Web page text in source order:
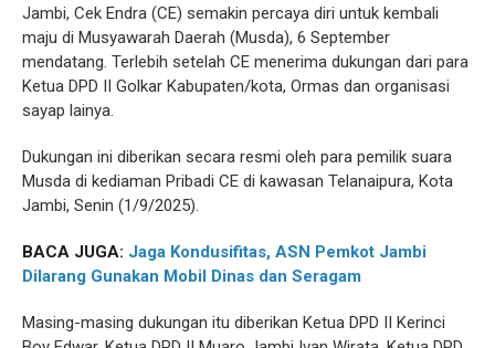
Jambi, Cek Endra (CE) semakin percaya diri untuk kembali
maju di Musyawarah Daerah (Musda), 6 September
mendatang. Terlebih setelah CE menerima dukungan dari para
Ketua DPD II Golkar Kabupaten/kota, Ormas dan organisasi
sayap lainya.
Dukungan ini diberikan secara resmi oleh para pemilik suara
Musda di kediaman Pribadi CE di kawasan Telanaipura, Kota
Jambi, Senin (1/9/2025).
BACA JUGA: Jaga Kondusifitas, ASN Pemkot Jambi
Dilarang Gunakan Mobil Dinas dan Seragam
Masing-masing dukungan itu diberikan Ketua DPD II Kerinci